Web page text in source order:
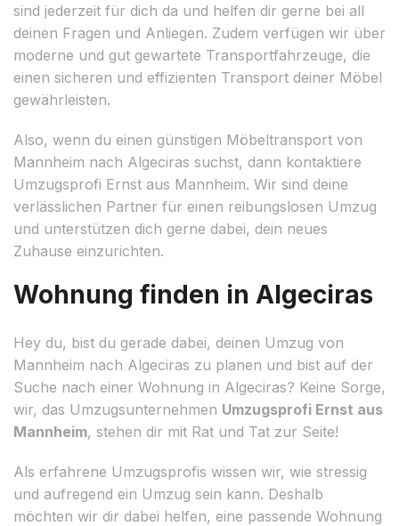
sind jederzeit für dich da und helfen dir gerne bei all
deinen Fragen und Anliegen. Zudem verfügen wir über
moderne und gut gewartete Transportfahrzeuge, die
einen sicheren und effizienten Transport deiner Möbel
gewährleisten.
Also, wenn du einen günstigen Möbeltransport von
Mannheim nach Algeciras suchst, dann kontaktiere
Umzugsprofi Ernst aus Mannheim. Wir sind deine
verlässlichen Partner für einen reibungslosen Umzug
und unterstützen dich gerne dabei, dein neues
Zuhause einzurichten.
Wohnung finden in Algeciras
Hey du, bist du gerade dabei, deinen Umzug von
Mannheim nach Algeciras zu planen und bist auf der
Suche nach einer Wohnung in Algeciras? Keine Sorge,
wir, das Umzugsunternehmen Umzugsprofi Ernst aus
Mannheim, stehen dir mit Rat und Tat zur Seite!
Als erfahrene Umzugsprofis wissen wir, wie stressig
und aufregend ein Umzug sein kann. Deshalb
möchten wir dir dabei helfen, eine passende Wohnung